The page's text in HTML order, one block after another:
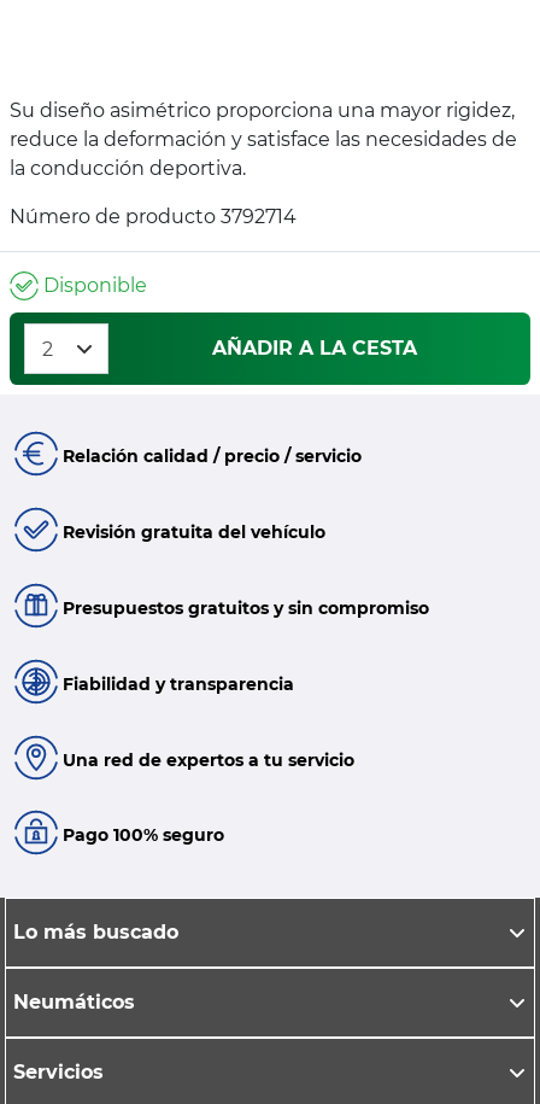
Su diseño asimétrico proporciona una mayor rigidez,
reduce la deformación y satisface las necesidades de
la conducción deportiva.
Número de producto 3792714
Disponible
AÑADIR A LA CESTA
Relación calidad / precio / servicio
Revisión gratuita del vehículo
Presupuestos gratuitos y sin compromiso
Fiabilidad y transparencia
Una red de expertos a tu servicio
Pago 100% seguro
Lo más buscado
Neumáticos
Servicios